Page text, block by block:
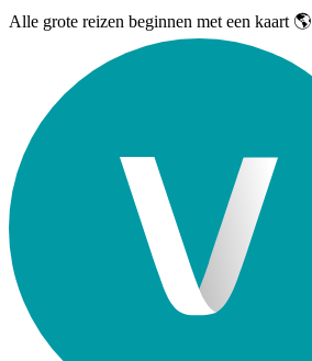
Alle grote reizen beginnen met een kaart 🌎